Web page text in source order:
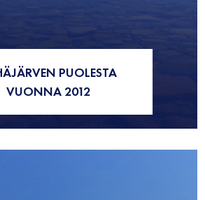
PUOLESTA
VUONNA 2012